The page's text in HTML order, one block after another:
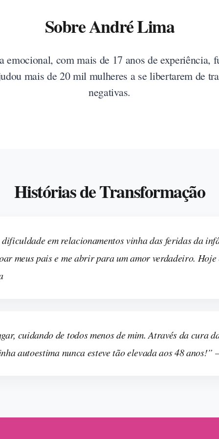
Sobre André Lima
emocional, com mais de 17 anos de experiência,
mais de 20 mil mulheres a se libertarem de
negativas.
Histórias de Transformação
dificuldade em relacionamentos vinha das feridas da
meus pais e me abrir para um amor verdadeiro.
cuidando de todos menos de mim. Através da cura
autoestima nunca esteve tão elevada aos 48